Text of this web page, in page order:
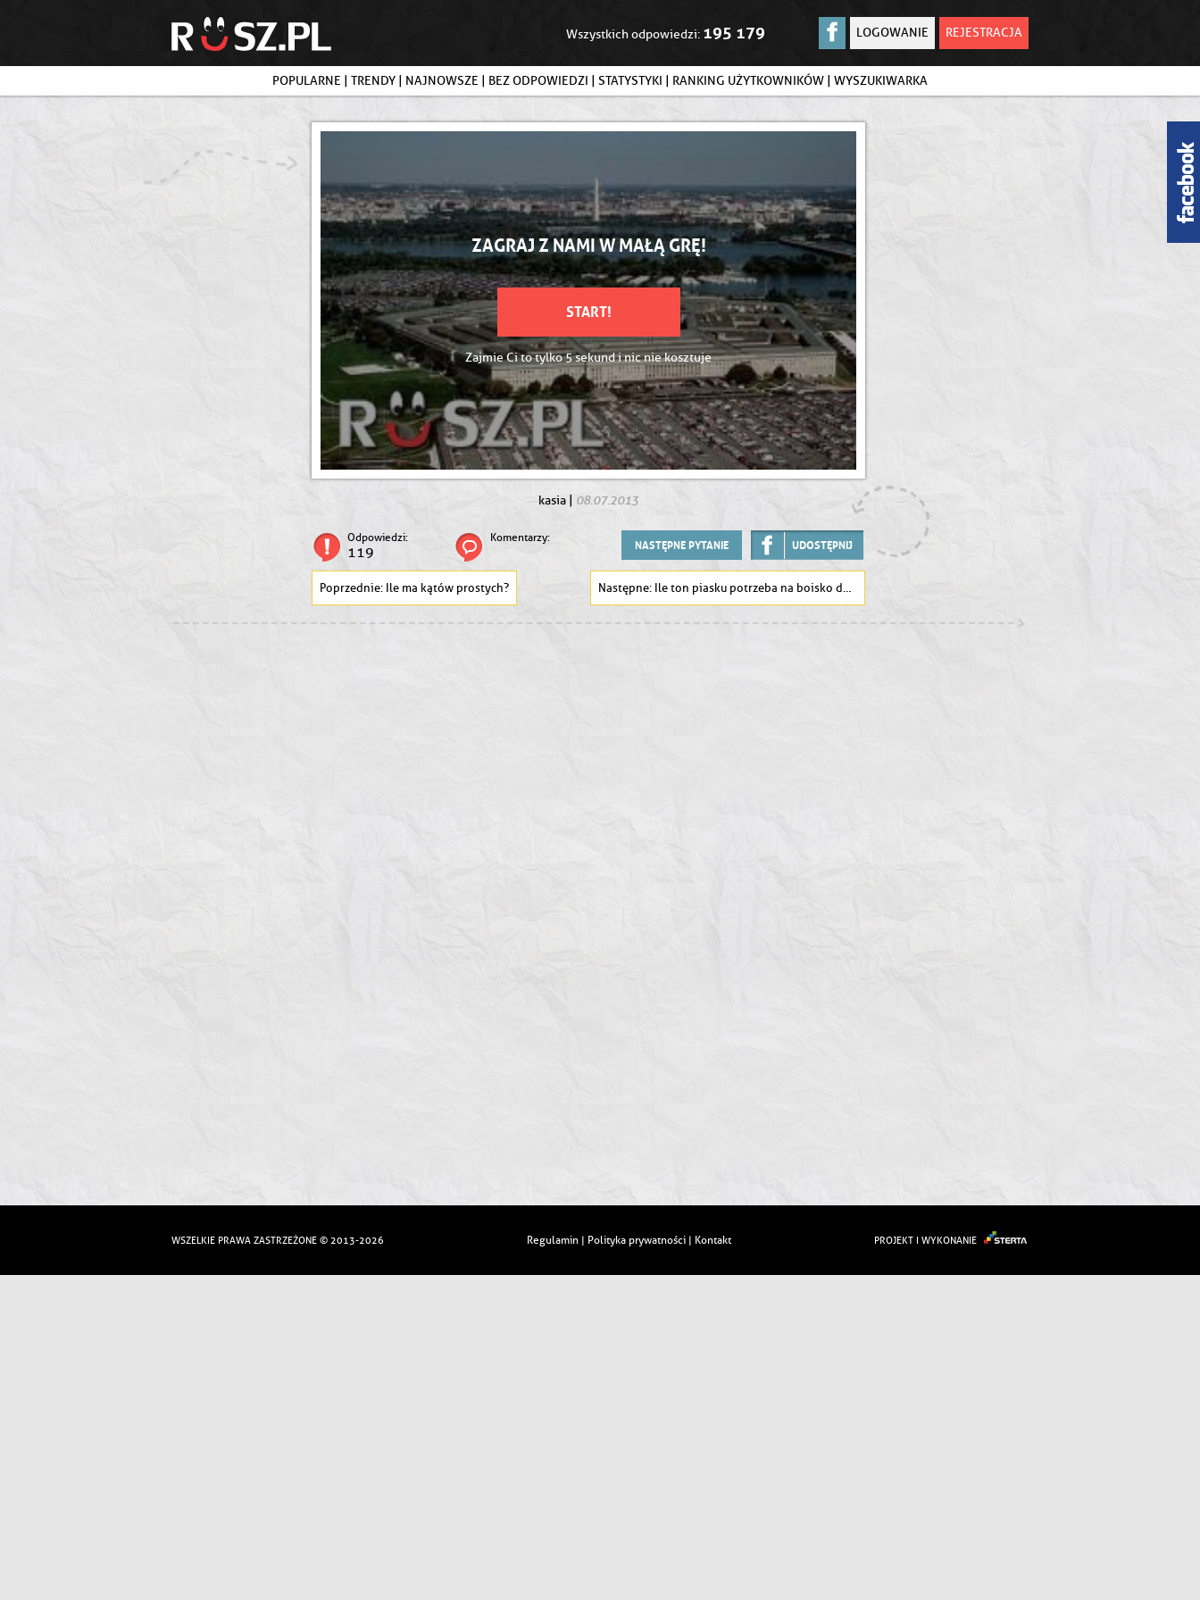
LOGOWANIE REJESTRACJA
Wszystkich odpowiedzi: 195 179
POPULARNE | TRENDY | NAJNOWSZE | BEZ ODPOWIEDZI | STATYSTYKI | RANKING UŻYTKOWNIKÓW | WYSZUKIWARKA
ZAGRAJ Z NAMI W MAŁĄ GRĘ!
START!
Zajmie Ci to tylko 5 sekund i nic nie kosztuje
kasia 08.07.2013
Odpowiedzi:
119
Komentarzy:
NASTĘPNE PYTANIE UDOSTĘPNIJ
Ile ma kątów prostych? Ile ton piasku potrzeba na boisko do siatkówki plażowej ?
WSZELKIE PRAWA ZASTRZEŻONE © 2013-2026 PROJEKT I WYKONANIE
Regulamin | Polityka prywatności | Kontakt